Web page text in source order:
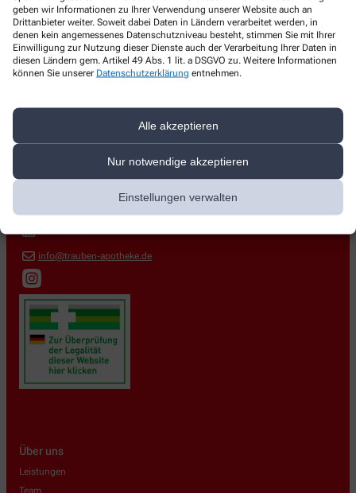
geben wir Informationen zu Ihrer Verwendung unserer Website auch an
Drittanbieter weiter. Soweit dabei Daten in Ländern verarbeitet werden, in
denen kein angemessenes Datenschutzniveau besteht, stimmen Sie mit Ihrer
Einwilligung zur Nutzung dieser Dienste auch der Verarbeitung Ihrer Daten in
diesen Ländern gem. Artikel 49 Abs. 1 lit. a DSGVO zu. Weitere Informationen
können Sie unserer Datenschutzerklärung entnehmen.
Alle akzeptieren
Nur notwendige akzeptieren
Einstellungen verwalten
Trauben-Apotheke
info@trauben-apotheke.de
Über uns
Leistungen
Team